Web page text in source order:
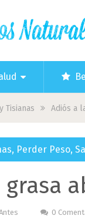
Tisianas Adiós a
, Perder Peso,
grasa
0